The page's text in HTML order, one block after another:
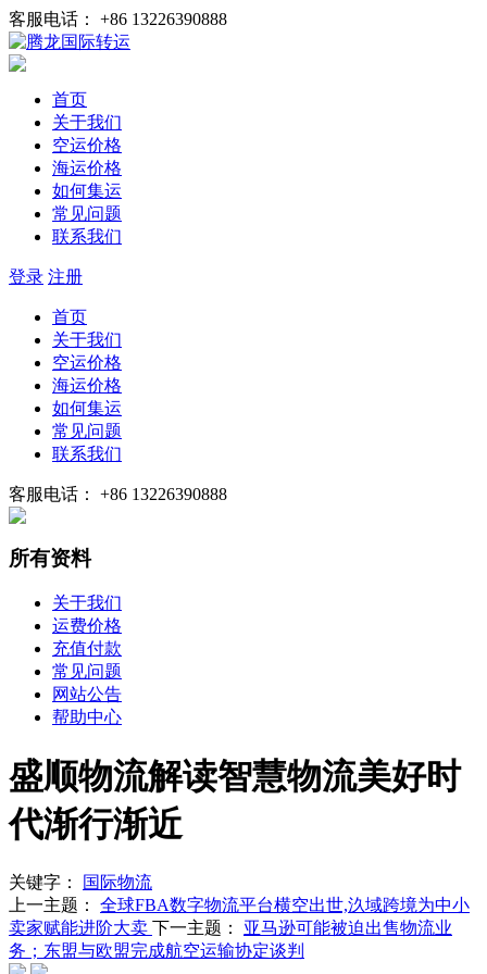
客服电话： +86 13226390888
首页
关于我们
空运价格
海运价格
如何集运
常见问题
联系我们
登录 注册
首页
关于我们
空运价格
海运价格
如何集运
常见问题
联系我们
客服电话： +86 13226390888
所有资料
关于我们
运费价格
充值付款
常见问题
网站公告
帮助中心
盛顺物流解读智慧物流美好时
代渐行渐近
关键字：
国际物流
上一主题： 全球FBA数字物流平台横空出世,汣域跨境为中小
卖家赋能进阶大卖 下一主题： 亚马逊可能被迫出售物流业
务；东盟与欧盟完成航空运输协定谈判